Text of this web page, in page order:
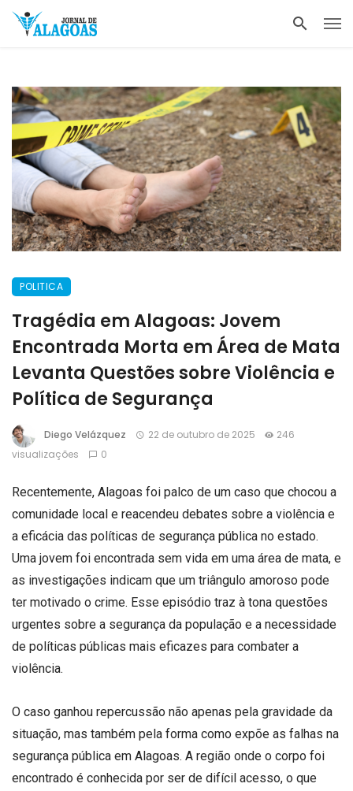
POLITICA
Tragédia em Alagoas: Jovem
Encontrada Morta em Área de Mata
Levanta Questões sobre Violência e
Política de Segurança
Diego Velázquez 22 de outubro de 2025
246
visualizações
0
Recentemente, Alagoas foi palco de um caso que chocou a
comunidade local e reacendeu debates sobre a violência e
a eficácia das políticas de segurança pública no estado.
Uma jovem foi encontrada sem vida em uma área de mata, e
as investigações indicam que um triângulo amoroso pode
ter motivado o crime. Esse episódio traz à tona questões
urgentes sobre a segurança da população e a necessidade
de políticas públicas mais eficazes para combater a
violência.
O caso ganhou repercussão não apenas pela gravidade da
situação, mas também pela forma como expõe as falhas na
segurança pública em Alagoas. A região onde o corpo foi
encontrado é conhecida por ser de difícil acesso, o que